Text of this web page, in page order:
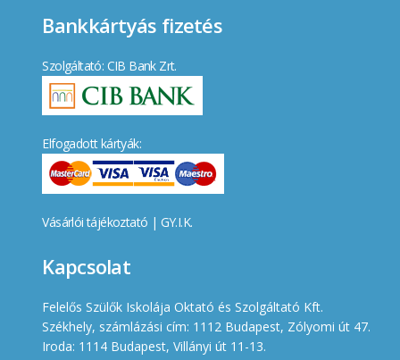
Bankkártyás fizetés
Szolgáltató: CIB Bank Zrt.
Elfogadott kártyák:
Vásárlói tájékoztató | GY.I.K.
Kapcsolat
Felelős Szülők Iskolája Oktató és Szolgáltató Kft.
Székhely, számlázási cím: 1112 Budapest, Zólyomi út 47.
Iroda: 1114 Budapest, Villányi út 11-13.